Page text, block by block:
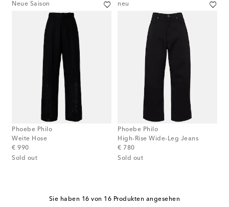
Neue Saison
Phoebe Philo
Weite Hose
€ 990
original price
Sold out
neu
Phoebe Philo
High-Rise Wide-Leg Jeans
€ 780
original price
Sold out
Sie haben 16 von 16 Produkten angesehen